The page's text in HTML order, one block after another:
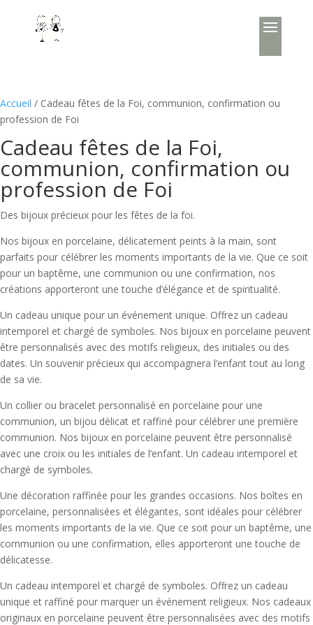
Accueil / Cadeau fêtes de la Foi, communion, confirmation ou
profession de Foi
Cadeau fêtes de la Foi,
communion, confirmation ou
profession de Foi
Des bijoux précieux pour les fêtes de la foi.
Nos bijoux en porcelaine, délicatement peints à la main, sont
parfaits pour célébrer les moments importants de la vie. Que ce soit
pour un baptême, une communion ou une confirmation, nos
créations apporteront une touche d’élégance et de spiritualité.
Un cadeau unique pour un événement unique. Offrez un cadeau
intemporel et chargé de symboles. Nos bijoux en porcelaine peuvent
être personnalisés avec des motifs religieux, des initiales ou des
dates. Un souvenir précieux qui accompagnera l’enfant tout au long
de sa vie.
Un collier ou bracelet personnalisé en porcelaine pour une
communion, un bijou délicat et raffiné pour célébrer une première
communion. Nos bijoux en porcelaine peuvent être personnalisé
avec une croix ou les initiales de l’enfant. Un cadeau intemporel et
chargé de symboles.
Une décoration raffinée pour les grandes occasions. Nos boîtes en
porcelaine, personnalisées et élégantes, sont idéales pour célébrer
les moments importants de la vie. Que ce soit pour un baptême, une
communion ou une confirmation, elles apporteront une touche de
délicatesse.
Un cadeau intemporel et chargé de symboles. Offrez un cadeau
unique et raffiné pour marquer un événement religieux. Nos cadeaux
originaux en porcelaine peuvent être personnalisées avec des motifs